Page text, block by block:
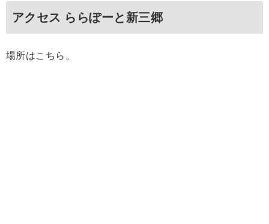
アクセス ららぽーと新三郷
場所はこちら。